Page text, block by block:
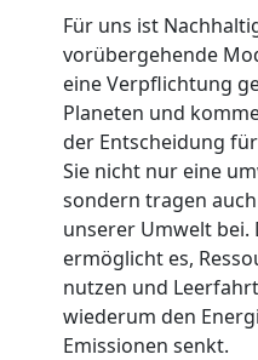
Für uns ist
vorübergehende
eine Verpflichtung
Planeten und
der Entscheidung
Sie nicht nur eine
sondern tragen
unserer Umwelt bei.
ermöglicht es,
nutzen und
wiederum den
Emissionen senkt.
Wolfsberg
Wolfsberg